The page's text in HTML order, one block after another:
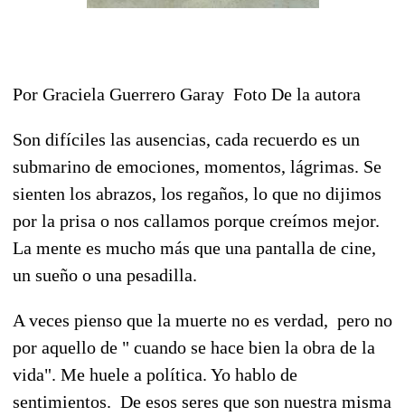
Por Graciela Guerrero Garay Foto De la autora
Son difíciles las ausencias, cada recuerdo es un
submarino de emociones, momentos, lágrimas. Se
sienten los abrazos, los regaños, lo que no dijimos
por la prisa o nos callamos porque creímos mejor.
La mente es mucho más que una pantalla de cine,
un sueño o una pesadilla.
A veces pienso que la muerte no es verdad, pero no
por aquello de " cuando se hace bien la obra de la
vida". Me huele a política. Yo hablo de
sentimientos. De esos seres que son nuestra misma